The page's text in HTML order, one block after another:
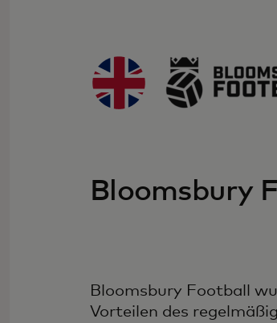
Bloomsbury
Bloomsbury Football
Vorteilen des